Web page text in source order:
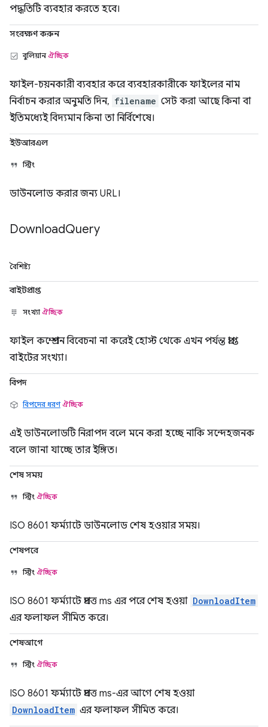
পদ্ধতিটি ব্যবহার করতে হবে।
সংরক্ষণ করুন
বুলিয়ানঐচ্ছিক
ফাইল-চয়নকারী ব্যবহার করে ব্যবহারকারীকে ফাইলের নাম
নির্বাচন করার অনুমতি দিন, filename সেট করা আছে কিনা বা
ইতিমধ্যেই বিদ্যমান কিনা তা নির্বিশেষে।
ইউআরএল
স্ট্রিং
ডাউনলোড করার জন্য URL।
DownloadQuery
বৈশিষ্ট্য
বাইটপ্রাপ্ত
সংখ্যাঐচ্ছিক
ফাইল কম্প্রেশন বিবেচনা না করেই হোস্ট থেকে এখন পর্যন্ত প্রাপ্ত
বাইটের সংখ্যা।
বিপদ
বিপদের ধরণ ঐচ্ছিক
এই ডাউনলোডটি নিরাপদ বলে মনে করা হচ্ছে নাকি সন্দেহজনক
বলে জানা যাচ্ছে তার ইঙ্গিত।
শেষ সময়
স্ট্রিং ঐচ্ছিক
ISO 8601 ফর্ম্যাটে ডাউনলোড শেষ হওয়ার সময়।
শেষপরে
স্ট্রিং ঐচ্ছিক
ISO 8601 ফর্ম্যাটে প্রদত্ত ms এর পরে শেষ হওয়া DownloadItem
এর ফলাফল সীমিত করে।
শেষআগে
স্ট্রিং ঐচ্ছিক
ISO 8601 ফর্ম্যাটে প্রদত্ত ms-এর আগে শেষ হওয়া
DownloadItem এর ফলাফল সীমিত করে।